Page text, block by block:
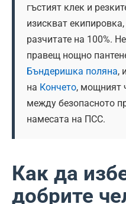
гъстият клек и
изискват
разчитате на 100%.
правещ нощно
Бъндеришка поляна,
на Кончето, мощният
между безопасното
намесата на ПСС.
Как да
добрите